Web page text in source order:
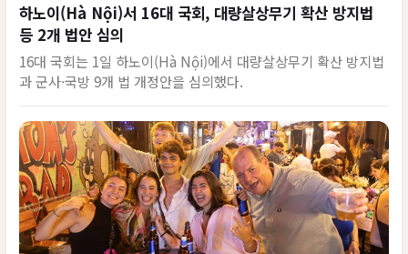
하노이(Hà Nội)서 16대 국회, 대량살상무기 확산 방지법
등 2개 법안 심의
16대 국회는 1일 하노이(Hà Nội)에서 대량살상무기 확산 방지법
과 군사·국방 9개 법 개정안을 심의했다.